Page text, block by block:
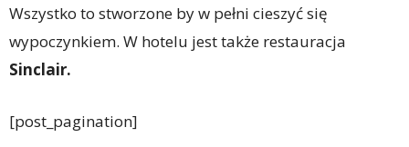
Wszystko to stworzone by w pełni cieszyć się
wypoczynkiem. W hotelu jest także restauracja
Sinclair.
[post_pagination]